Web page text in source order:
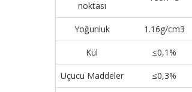
noktası
Yoğunluk 1.16g/cm3
Kül ≤0,1%
Uçucu Maddeler ≤0,3%